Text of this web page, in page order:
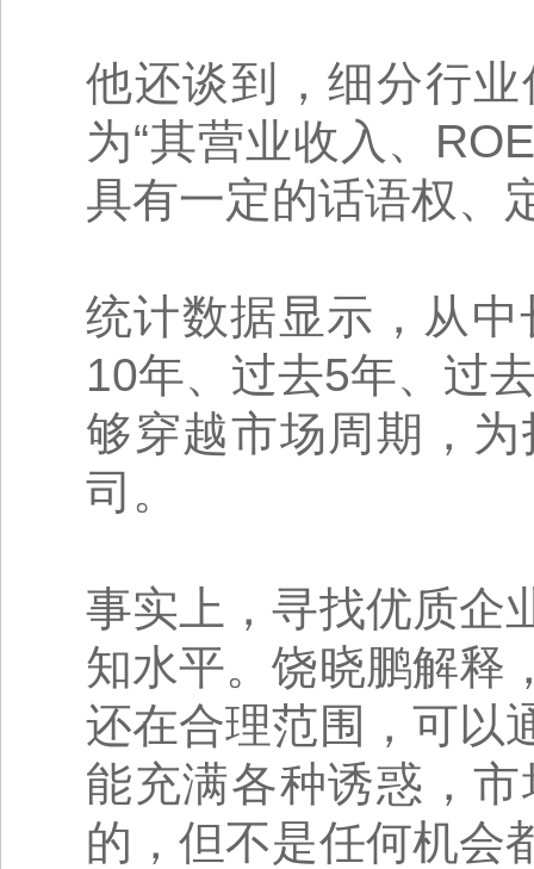
他还谈到，细分行
为“其营业收入、
具有一定的话语权、
统计数据显示，从
10年、过去5年、过
够穿越市场周期，
司。
事实上，寻找优质企
知水平。饶晓鹏解释
还在合理范围，可以
能充满各种诱惑，
的，但不是任何机会